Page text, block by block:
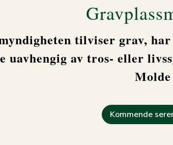
tilviser grav,
uavhengig av tros- eller
Kommende